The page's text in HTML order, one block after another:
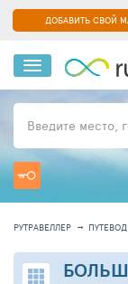
ДОБАВИТЬ СВОЙ
Введите место,
РУТРАВЕЛЛЕР